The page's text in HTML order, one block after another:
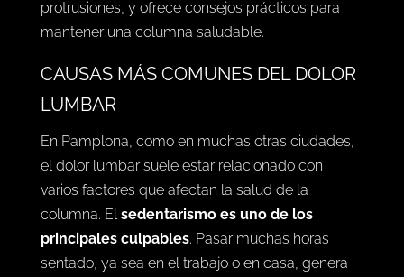
protrusiones, y ofrece consejos prácticos para
mantener una columna saludable.
CAUSAS MÁS COMUNES DEL DOLOR
LUMBAR
En Pamplona, como en muchas otras ciudades,
el dolor lumbar suele estar relacionado con
varios factores que afectan la salud de la
columna. El sedentarismo es uno de los
principales culpables. Pasar muchas horas
sentado, ya sea en el trabajo o en casa, genera